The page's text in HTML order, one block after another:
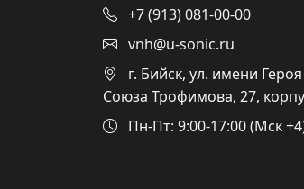
+7 (913) 081-00-00
vnh@u-sonic.ru
г. Бийск, ул. имени
Союза Трофимова, 27,
Пн-Пт: 9:00-17:00 (Мск